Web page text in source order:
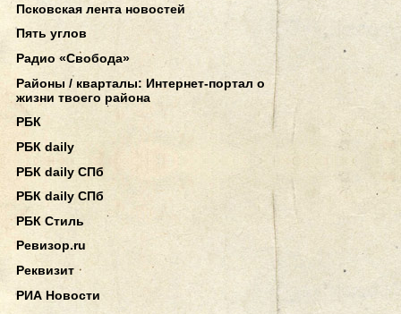
Псковская лента новостей
Пять углов
Радио «Свобода»
Районы / кварталы: Интернет-портал о
жизни твоего района
РБК
РБК daily
РБК daily СПб
РБК daily СПб
РБК Стиль
Ревизор.ru
Реквизит
РИА Новости